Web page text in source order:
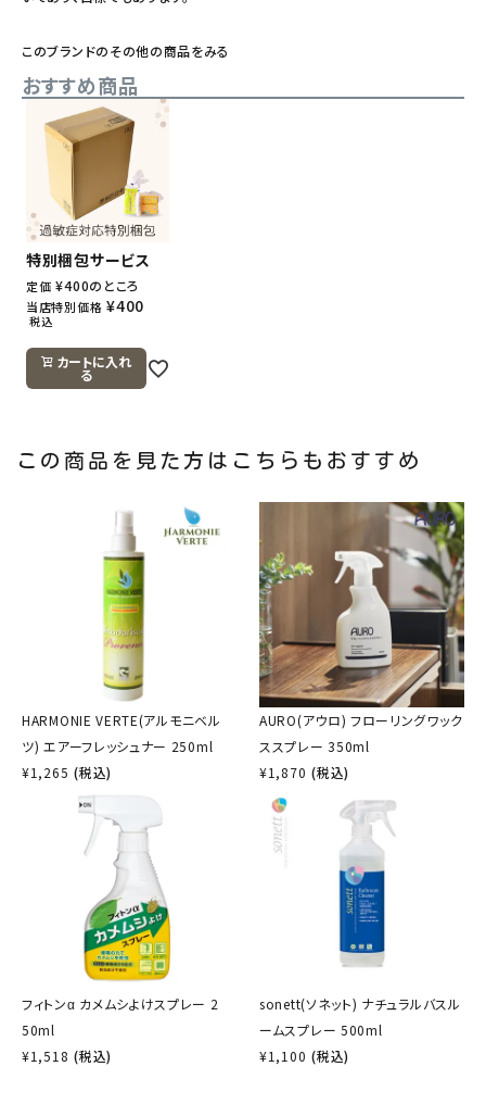
このブランドのその他の商品をみる
おすすめ商品
特別梱包サービス
定価 ¥400のところ
当店特別価格 ¥400
税込
カートに入れ
る
この商品を見た方はこちらもおすすめ
HARMONIE VERTE(アルモニベル
ツ) エアーフレッシュナー 250ml
¥1,265 (税込)
AURO(アウロ) フローリングワック
ススプレー 350ml
¥1,870 (税込)
フィトンα カメムシよけスプレー 2
50ml
¥1,518 (税込)
sonett(ソネット) ナチュラルバスル
ームスプレー 500ml
¥1,100 (税込)